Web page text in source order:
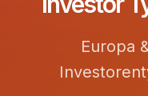
Europa